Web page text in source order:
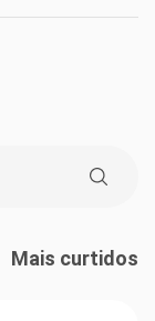
Mais curtidos